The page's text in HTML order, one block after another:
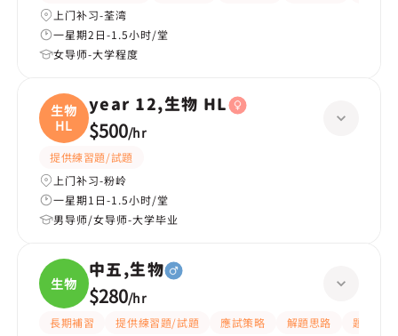
上门补习-荃湾
一星期2日-1.5小时/堂
女导师-大学程度
生物
HL
year 12,生物 HL
$500/hr
提供練習題/試題
上门补习-粉岭
一星期1日-1.5小时/堂
男导师/女导师-大学毕业
生物
中五,生物
$280/hr
長期補習 提供練習題/試題 應試策略 解題思路
題目講解